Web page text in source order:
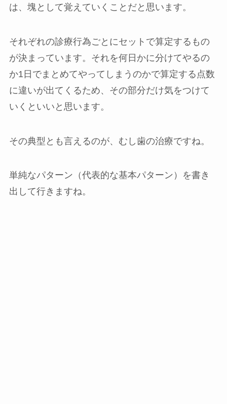
は、塊として覚えていくことだと思います。
それぞれの診療行為ごとにセットで算定するもの
が決まっています。それを何日かに分けてやるの
か1日でまとめてやってしまうのかで算定する点数
に違いが出てくるため、その部分だけ気をつけて
いくといいと思います。
その典型とも言えるのが、むし歯の治療ですね。
単純なパターン（代表的な基本パターン）を書き
出して行きますね。